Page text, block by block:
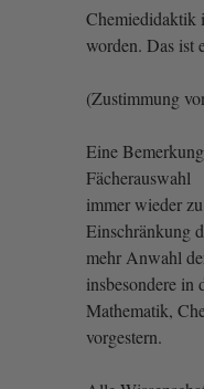
Chemiedidaktik
worden. Das ist
(Zustimmung
Eine
Fächerauswahl
immer wieder
Einschränkung
mehr Anwahl
insbesondere in
Mathematik,
vorgestern.